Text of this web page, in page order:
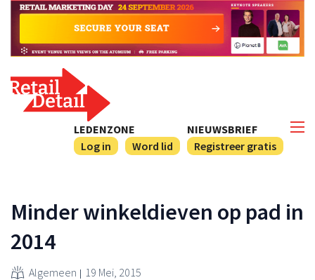
NIEUWSBRIEF
Registreer gratis
LEDENZONE
Log in
Word lid
Minder winkeldieven op pad in
2014
Algemeen 19 Mei, 2015